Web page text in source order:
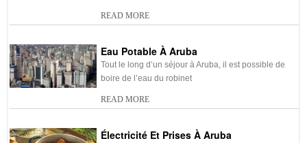
Location de voiture à Aruba
-Vol pas cher Aruba - Quand partir en voyage à
Aruba ?
-Voyage à Aruba sur mesure
READ MORE
Eau Potable À Aruba
Tout le long d’un séjour à Aruba, il est possible de
boire de l’eau du robinet
READ MORE
Électricité Et Prises À Aruba